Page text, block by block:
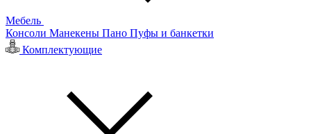
Мебель
Консоли Манекены Пано Пуфы и банкетки
Комплектующие